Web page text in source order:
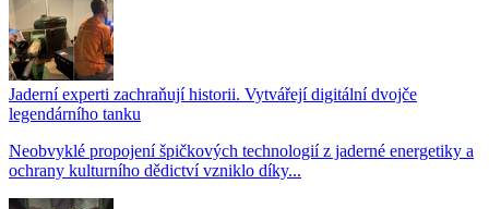
Jaderní experti zachraňují historii. Vytvářejí digitální dvojče
legendárního tanku
Neobvyklé propojení špičkových technologií z jaderné energetiky a
ochrany kulturního dědictví vzniklo díky...